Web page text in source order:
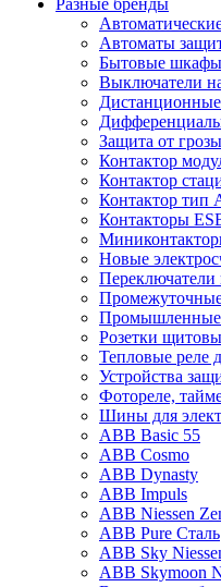
Разные бренды
Автоматы
Бытовые
Выключатели
Защита от
Контактор
Контактор
Контактор тип
Контакторы
Новые
Розетки
Тепловые реле
Устройства
Фотореле,
Шины для
ABB Basic 55
ABB Cosmo
ABB Dynasty
ABB Impuls
ABB Niessen
ABB Pure Сталь
ABB Sky
ABB Skymoon